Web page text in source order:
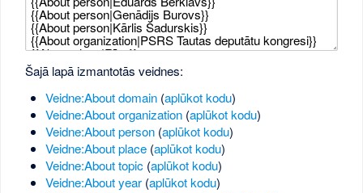
Šajā lapā izmantotās veidnes:
Veidne:About domain(aplūkot kodu)
Veidne:About organization(aplūkot kodu)
Veidne:About person(aplūkot kodu)
Veidne:About place(aplūkot kodu)
Veidne:About topic(aplūkot kodu)
Veidne:About year(aplūkot kodu)